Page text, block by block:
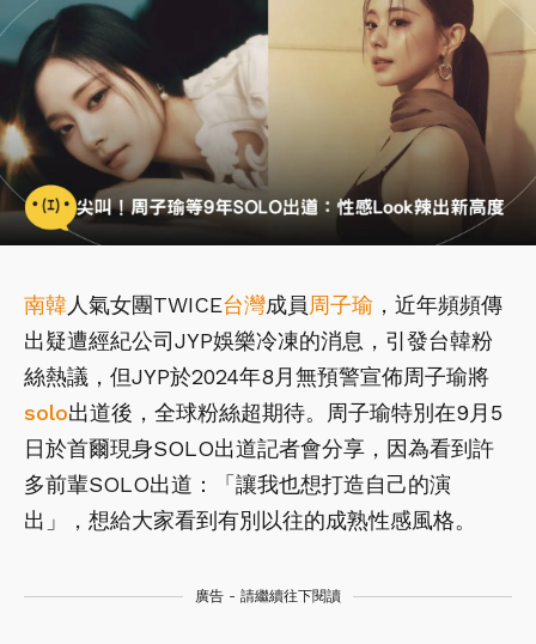
南韓人氣女團TWICE台灣成員周子瑜 ，近年頻頻傳
出疑遭經紀公司JYP娛樂冷凍的消息，引發台韓粉
絲熱議，但JYP於2024年8月無預警宣佈周子瑜將
solo出道後，全球粉絲超期待。周子瑜特別在9月5
日於首爾現身SOLO出道記者會分享，因為看到許
多前輩SOLO出道：「讓我也想打造自己的演
出」，想給大家看到有別以往的成熟性感風格。
廣告 - 請繼續往下閱讀